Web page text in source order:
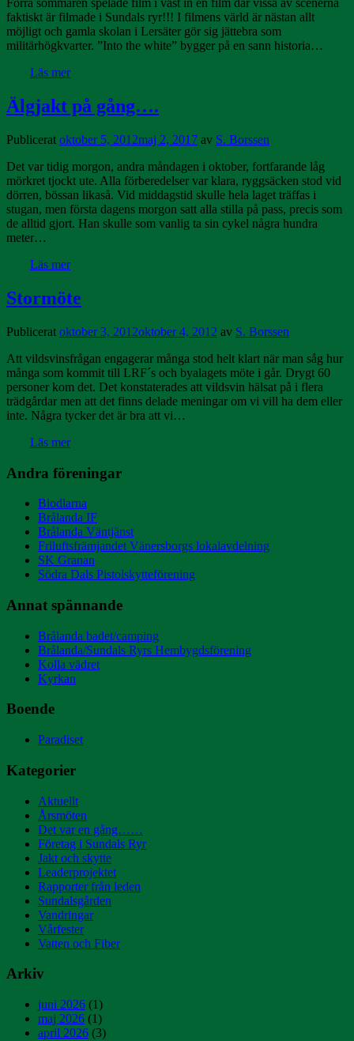
Förra sommaren spelade film i väst in en film där vissa av scenerna
faktiskt är filmade i Sundals ryr!!! I filmens värld är nästan allt
möjligt och gamla skolan i Lersäter gör sig jättebra som
militärhögkvarter. ”Into the white” bygger på en sann historia…
Läs mer
Älgjakt på gång….
Publicerat oktober 5, 2012maj 2, 2017 av S. Borssen
Det var tidig morgon, andra måndagen i oktober, fortfarande låg
mörkret tjockt ute. Alla förberedelser var klara, ryggsäcken stod vid
dörren, bössan likaså. Vid middagstid skulle hela laget träffas i
stugan, men första dagens morgon satt alla stilla på pass, precis som
de alltid gjort. Han skulle som vanlig ta sin cykel några hundra
meter…
Läs mer
Stormöte
Publicerat oktober 3, 2012oktober 4, 2012 av S. Borssen
Att vildsvinsfrågan engagerar många stod helt klart när man såg hur
många som kommit till LRF´s och byalagets möte i går. Drygt 60
personer kom det. Det konstaterades att vildsvin hälsat på i flera
trädgårdar men att det finns delade meningar om vi vill ha dem eller
inte. Några tycker det är bra att vi…
Läs mer
Andra föreningar
Biodlarna
Brålanda IF
Brålanda Väntjänst
Friluftsfrämjandet Vänersborgs lokalavdelning
SK Granan
Södra Dals Pistolskytteförening
Annat spännande
Brålanda badet/camping
Brålanda/Sundals Ryrs Hembygdsförening
Kolla vädret
Kyrkan
Boende
Paradiset
Kategorier
Aktuellt
Årsmöten
Det var en gång……
Företag i Sundals Ryr
Jakt och skytte
Leaderprojektet
Rapporter från leden
Sundalsgården
Vandringar
Vårfester
Vatten och Fiber
Arkiv
juni 2026 (1)
maj 2026 (1)
april 2026 (3)